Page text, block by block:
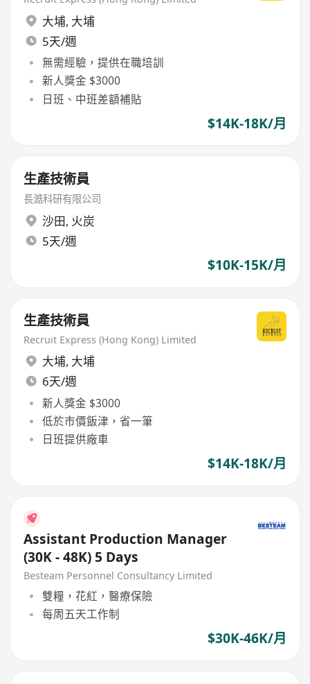
大埔, 大埔
5天/週
無需經驗，提供在職培訓
新人獎金 $3000
日班、中班差額補貼
$14K-18K/月
生產技術員
長澔科研有限公司
沙田, 火炭
5天/週
$10K-15K/月
生產技術員
Recruit Express (Hong Kong) Limited
大埔, 大埔
6天/週
新人獎金 $3000
低於市價飯津，省一筆
日班提供廠車
$14K-18K/月
Assistant Production Manager
(30K - 48K) 5 Days
Besteam Personnel Consultancy Limited
雙糧，花紅，醫療保險
每周五天工作制
$30K-46K/月